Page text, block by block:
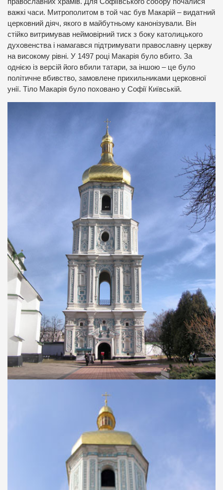
важкі часи. Митрополитом в той час був Макарій – видатний
церковний діяч, якого в майбутньому канонізували. Він
стійко витримував неймовірний тиск з боку католицького
духовенства і намагався підтримувати православну церкву
на високому рівні. У 1497 році Макарія було вбито. За
однією із версій його вбили татари, за іншою – це було
політичне вбивство, замовлене прихильниками церковної
унії. Тіло Макарія було поховано у Софії Київській.